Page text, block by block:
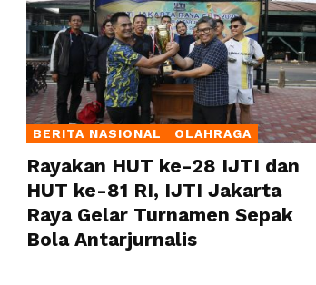
BERITA NASIONAL OLAHRAGA
Rayakan HUT ke-28 IJTI dan
HUT ke-81 RI, IJTI Jakarta
Raya Gelar Turnamen Sepak
Bola Antarjurnalis